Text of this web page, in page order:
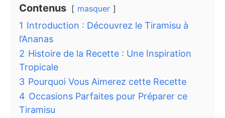
Contenus masquer
1 Introduction : Découvrez le Tiramisu à
l’Ananas
2 Histoire de la Recette : Une Inspiration
Tropicale
3 Pourquoi Vous Aimerez cette Recette
4 Occasions Parfaites pour Préparer ce
Tiramisu